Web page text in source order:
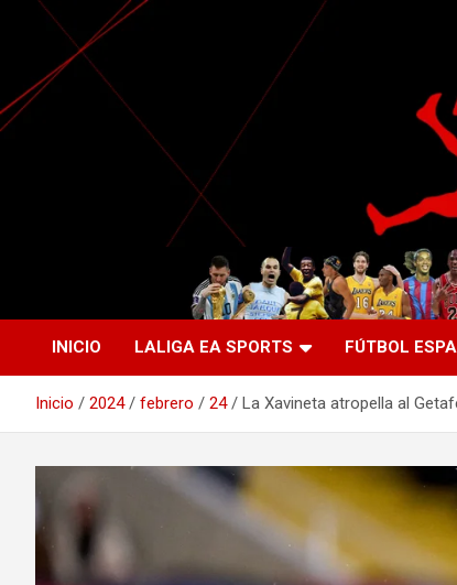
Saltar
contenido
Agente Libre Digital
La nueva generación del periodismo deportivo.
INICIO LALIGA EA SPORTS FÚTBOL
Inicio 2024 febrero 24 La Xavineta atropella al